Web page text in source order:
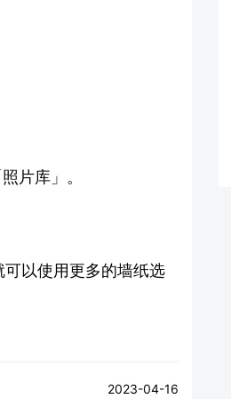
片库」。
以使用更多的墙纸选
2023-04-16